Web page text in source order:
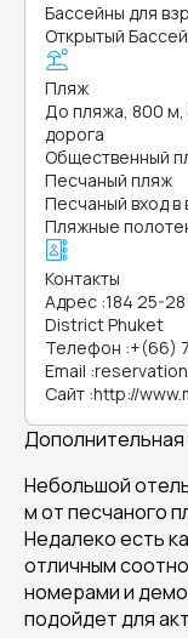
Бассейны для
Открытый
Пляж
До пляжа, 800
дорога
Общественный
Песчаный пляж
Песчаный вход в
Пляжные
Контакты
Адрес :184 25-
District Phuket
Телефон :+(66)
Email :
Сайт :http://
Небольшой
м от песчаного
Недалеко есть
отличным
номерами и
подойдет для